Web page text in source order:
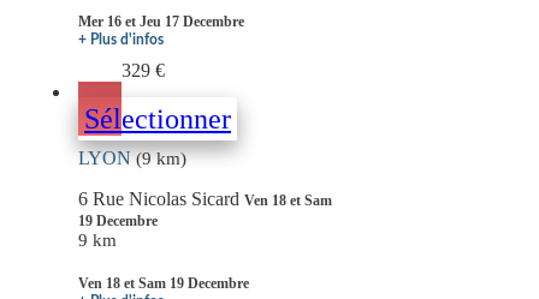
Mer 16 et Jeu 17 Decembre
+ Plus d'infos
329 €
Sélectionner
LYON(9 km)
6 Rue Nicolas Sicard Ven 18 et Sam
19 Decembre
9 km
Ven 18 et Sam 19 Decembre